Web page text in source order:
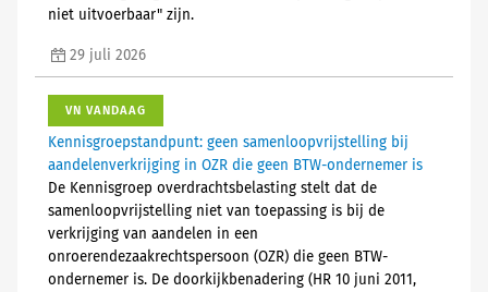
niet uitvoerbaar" zijn.
29 juli 2026
VN VANDAAG
Kennisgroepstandpunt: geen samenloopvrijstelling bij
aandelenverkrijging in OZR die geen BTW-ondernemer is
De Kennisgroep overdrachtsbelasting stelt dat de
samenloopvrijstelling niet van toepassing is bij de
verkrijging van aandelen in een
onroerendezaakrechtspersoon (OZR) die geen BTW-
ondernemer is. De doorkijkbenadering (HR 10 juni 2011,